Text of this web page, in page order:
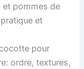
et pommes de
et
pour
ordre, textures,